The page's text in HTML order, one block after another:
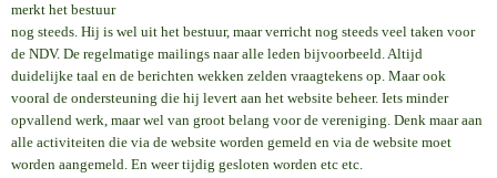
merkt het bestuur
nog steeds. Hij is wel uit het bestuur, maar verricht nog steeds veel taken voor
de NDV. De regelmatige mailings naar alle leden bijvoorbeeld. Altijd
duidelijke taal en de berichten wekken zelden vraagtekens op. Maar ook
vooral de ondersteuning die hij levert aan het website beheer. Iets minder
opvallend werk, maar wel van groot belang voor de vereniging. Denk maar aan
alle activiteiten die via de website worden gemeld en via de website moet
worden aangemeld. En weer tijdig gesloten worden etc etc.